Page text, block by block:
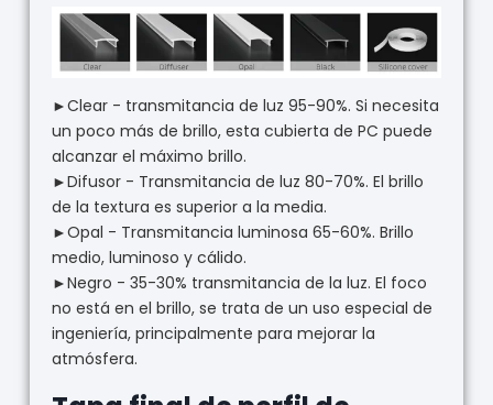
►Clear - transmitancia de luz 95-90%. Si necesita
un poco más de brillo, esta cubierta de PC puede
alcanzar el máximo brillo.
►Difusor - Transmitancia de luz 80-70%. El brillo
de la textura es superior a la media.
►Opal - Transmitancia luminosa 65-60%. Brillo
medio, luminoso y cálido.
►Negro - 35-30% transmitancia de la luz. El foco
no está en el brillo, se trata de un uso especial de
ingeniería, principalmente para mejorar la
atmósfera.